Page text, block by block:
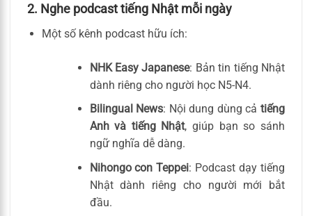
2. Nghe podcast tiếng Nhật mỗi ngày
Một số kênh podcast hữu ích:
NHK Easy Japanese: Bản tin tiếng Nhật
dành riêng cho người học N5-N4.
Bilingual News: Nội dung dùng cảtiếng
Anh và tiếng Nhật, giúp bạn so sánh
ngữ nghĩa dễ dàng.
Nihongo con Teppei: Podcast dạy tiếng
Nhật dành riêng cho người mới bắt
đầu.